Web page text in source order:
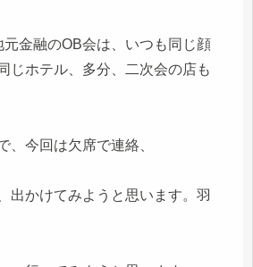
金融のOB会は、いつも同じ顔
じホテル、多分、二次会の店も
、今回は欠席で連絡、
出かけてみようと思います。羽